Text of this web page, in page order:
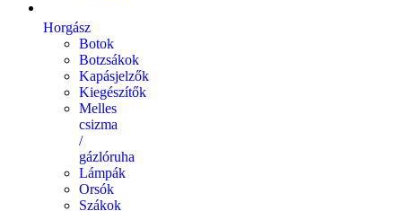
Horgász
Botok
Botzsákok
Kapásjelzők
Kiegészítők
Melles
csizma
/
gázlóruha
Lámpák
Orsók
Szákok